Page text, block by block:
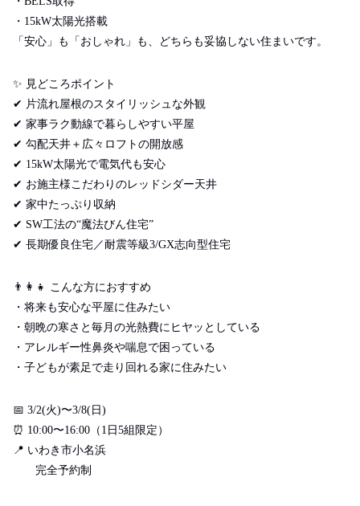
・ 15kW太陽光搭載
「安心」も「おしゃれ」も、どちらも妥協しない住まいです。
✨ 見どころポイント
✔ 片流れ屋根のスタイリッシュな外観
✔ 家事ラク動線で暮らしやすい平屋
✔ 勾配天井＋広々ロフトの開放感
✔ 15kW太陽光で電気代も安心
✔ お施主様こだわりのレッドシダー天井
✔ 家中たっぷり収納
✔ SW工法の“魔法びん住宅”
✔ 長期優良住宅／耐震等級3/GX志向型住宅
👨‍👩‍👧 こんな方におすすめ
・将来も安心な平屋に住みたい
・朝晩の寒さと毎月の光熱費にヒヤッとしている
・アレルギー性鼻炎や喘息で困っている
・子どもが素足で走り回れる家に住みたい
📅 3/2(火)〜3/8(日)
⏰ 10:00〜16:00（1日5組限定）
📍 いわき市小名浜
完全予約制